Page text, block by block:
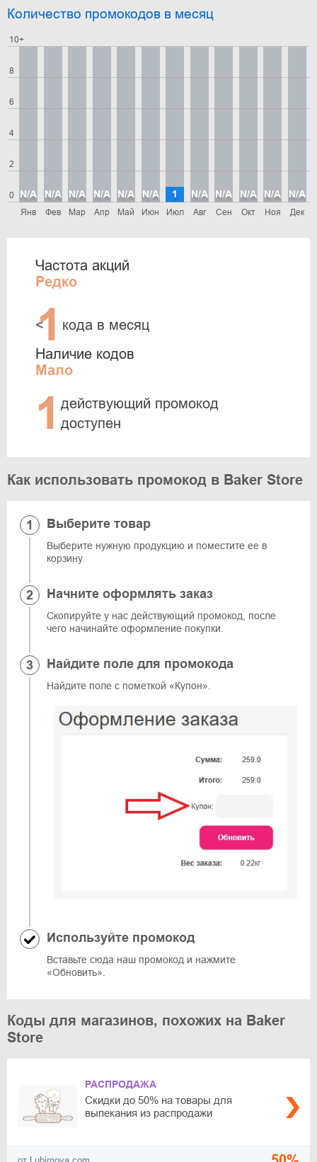
Количество промокодов в месяц
0
2
4
6
8
10+
Янв
N/A
Фев
N/A
Мар
N/A
Апр
N/A
Май
N/A
Июн
N/A
Июл
1
Авг
N/A
Сен
N/A
Окт
N/A
Ноя
N/A
Дек
N/A
Частота акций
Редко
<
1 кода в месяц
Наличие кодов
Мало
1 действующий промокод
доступен
Как использовать промокод в Baker Store
Выберите товар
Выберите нужную продукцию и поместите ее в
корзину.
Начните оформлять заказ
Скопируйте у нас действующий промокод, после
чего начинайте оформление покупки.
Найдите поле для промокода
Найдите поле с пометкой «Купон».
Используйте промокод
Вставьте сюда наш промокод и нажмите
«Обновить».
Коды для магазинов, похожих на Baker
Store
РАСПРОДАЖА
Скидки до 50% на товары для
выпекания из распродажи